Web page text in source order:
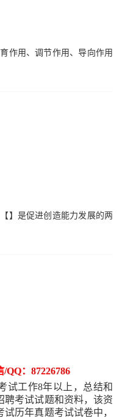
作用、调节作用、导向作用
】是促进创造能力发展的两
/QQ：87226786
试工作8年以上，总结和
聘考试试题和资料，该资
历年真题考试试卷中，